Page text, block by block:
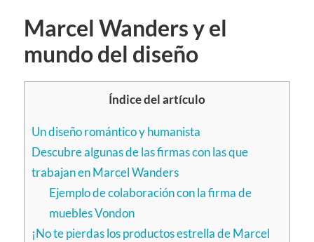
Marcel Wanders y el
mundo del diseño
Índice del artículo
Un diseño romántico y humanista
Descubre algunas de las firmas con las que
trabajan en Marcel Wanders
Ejemplo de colaboración con la firma de
muebles Vondon
¡No te pierdas los productos estrella de Marcel